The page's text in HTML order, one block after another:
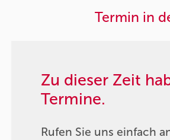
Termin in
Zu dieser Zeit
Termine.
Rufen Sie uns einfach